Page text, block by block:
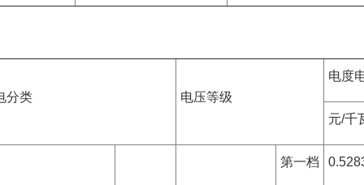
分类 电压等级
电度
元/千
第一档